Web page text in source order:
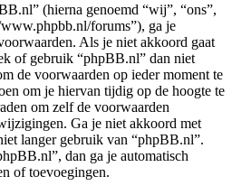
(hierna genoemd “wij”, “ons”,
forums”), ga je
Als je niet akkoord gaat
of gebruik “phpBB.nl” dan niet
de voorwaarden op ieder moment te
om je hiervan tijdig op de hoogte te
om zelf de voorwaarden
Ga je niet akkoord met
langer gebruik van “phpBB.nl”.
dan ga je automatisch
of toevoegingen.